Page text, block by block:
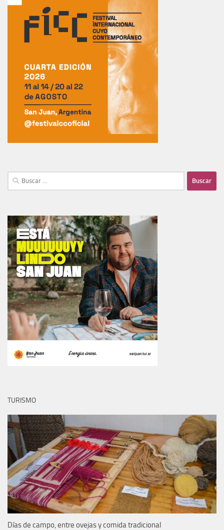
TURISMO
Días de campo, entre ovejas y comida tradicional